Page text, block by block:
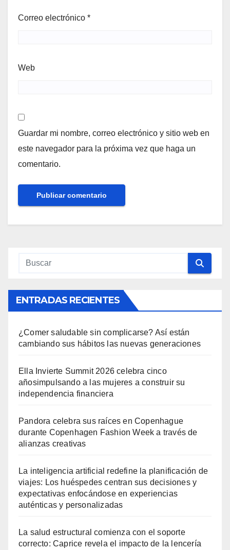
Correo electrónico *
Web
Guardar mi nombre, correo electrónico y sitio web en
este navegador para la próxima vez que haga un
comentario.
ENTRADAS RECIENTES
¿Comer saludable sin complicarse? Así están
cambiando sus hábitos las nuevas generaciones
Ella Invierte Summit 2026 celebra cinco
añosimpulsando a las mujeres a construir su
independencia financiera
Pandora celebra sus raíces en Copenhague
durante Copenhagen Fashion Week a través de
alianzas creativas
La inteligencia artificial redefine la planificación de
viajes: Los huéspedes centran sus decisiones y
expectativas enfocándose en experiencias
auténticas y personalizadas
La salud estructural comienza con el soporte
correcto: Caprice revela el impacto de la lencería